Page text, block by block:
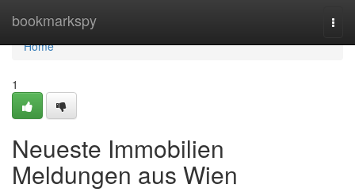
bookmarkspy
Home
Home
1
Neueste Immobilien
Meldungen aus Wien